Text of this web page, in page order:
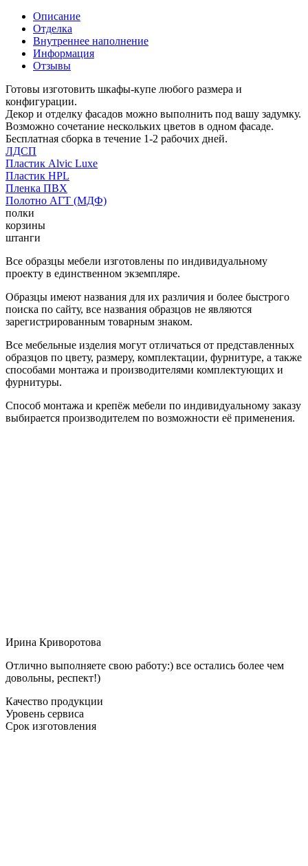
Описание
Отделка
Внутреннее наполнение
Информация
Отзывы
Готовы изготовить шкафы-купе любого размера и
конфигурации.
Декор и отделку фасадов можно выполнить под вашу задумку.
Возможно сочетание нескольких цветов в одном фасаде.
Бесплатная сборка в течение 1-2 рабочих дней.
ЛДСП
Пластик Alvic Luxe
Пластик HPL
Пленка ПВХ
Полотно АГТ (МДФ)
полки
корзины
штанги
Все образцы мебели изготовлены по индивидуальному
проекту в единственном экземпляре.
Образцы имеют названия для их различия и более быстрого
поиска по сайту, все названия образцов не являются
зарегистрированным товарным знаком.
Все мебельные изделия могут отличаться от представленных
образцов по цвету, размеру, комплектации, фурнитуре, а также
способами монтажа и производителями комплектующих и
фурнитуры.
Способ монтажа и крепёж мебели по индивидуальному заказу
выбирается производителем по возможности её применения.
Ирина Криворотова
Отлично выполняете свою работу:) все остались более чем
довольны, респект!)
Качество продукции
Уровень сервиса
Срок изготовления